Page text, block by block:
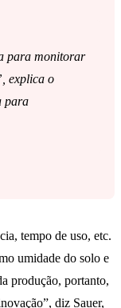
para monitorar
explica o
para
tempo de uso, etc.
umidade do solo e
produção, portanto,
diz Sauer,